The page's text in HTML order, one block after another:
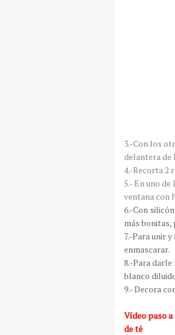
3.-Con los
delantera de
4.-Recorta 2
5.- En uno
ventana con
6.-Con
más bonitas,
7.-Para unir
enmascarar.
8.-Para
blanco
9.- Decora
Vídeo paso
de té